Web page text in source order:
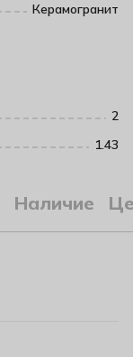
Керамогранит
2
1.43
Наличие